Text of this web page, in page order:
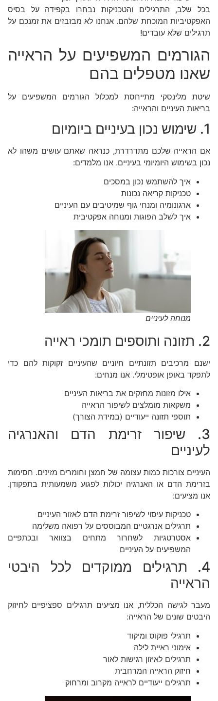
בכל שלב, התרגילים והטכניקות נבחרו בקפידה על בסיס
האפקטיביות המוכחת שלהם. אנחנו לא מבזבזים את זמנכם על
תרגילים שלא עובדים!
הגורמים המשפיעים על הראייה
שאנו מטפלים בהם
שיטת מלינסקי מתייחסת למכלול הגורמים המשפיעים על
בריאות העיניים והראייה:
1. שימוש נכון בעיניים ביומיום
אם הראייה שלכם מתדרדרת, כנראה שאתם עושים משהו לא
נכון בשימוש היומיומי בעיניים. אנו מלמדים:
איך להשתמש נכון במסכים
טכניקות קריאה נכונות
ארגונומיה ומנחי גוף שמיטיבים עם העיניים
איך לשלב הפוגות ומנוחה אפקטיבית
מנוחה לעיניים
2. תזונה ותוספים תומכי ראייה
ישנם מרכיבים תזונתיים חיוניים שהעיניים זקוקות להם כדי
לתפקד באופן אופטימלי. אנו מנחים:
אילו מזונות מחזקים את בריאות העיניים
משקאות מומלצים לשיפור הראייה
תוספי תזונה ייעודיים (במידת הצורך)
3. שיפור זרימת הדם והאנרגיה
לעיניים
העיניים צורכות כמות עצומה של חמצן וחומרים מזינים. חסימות
בזרימת הדם או האנרגיה יכולות לפגוע משמעותית בתפקודן.
אנו מציעים:
טכניקות עיסוי לשיפור זרימת הדם לאזור העיניים
תרגילים אנרגטיים המבוססים על רפואה משלימה
אסטרטגיות לשחרור מתחים בצוואר ובכתפיים
המשפיעים על העיניים
4. תרגילים ממוקדים לכל היבטי
הראייה
מעבר לגישה הכללית, אנו מציעים תרגילים ספציפיים לחיזוק
היבטים שונים של הראייה:
תרגילי פוקוס ומיקוד
אימוני ראיית לילה
תרגילים לאיזון רגישות לאור
חיזוק הראייה המרחבית
תרגילים ייעודיים לראייה מקרוב ומרחוק